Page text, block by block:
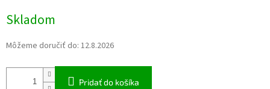
Skladom
Môžeme doručiť do: 12.8.2026
Pridať do košíka